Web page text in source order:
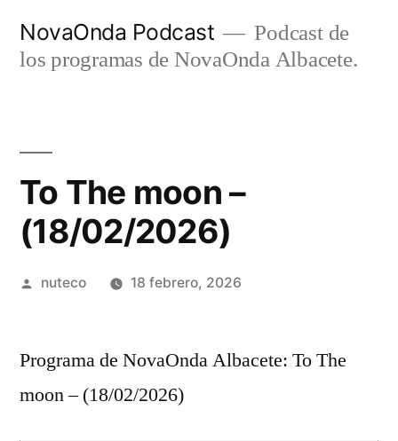
NovaOnda Podcast
Podcast de
los programas de NovaOnda Albacete.
To The moon –
(18/02/2026)
Publicada
nuteco 18 febrero, 2026
Programa de NovaOnda Albacete: To The
moon – (18/02/2026)